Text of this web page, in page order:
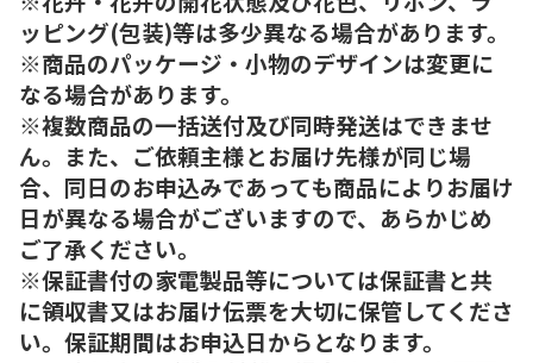
ッピング(包装)等は多少異なる場合があります。
※商品のパッケージ・小物のデザインは変更に
なる場合があります。
※複数商品の一括送付及び同時発送はできませ
ん。また、ご依頼主様とお届け先様が同じ場
合、同日のお申込みであっても商品によりお届け
日が異なる場合がございますので、あらかじめ
ご了承ください。
※保証書付の家電製品等については保証書と共
に領収書又はお届け伝票を大切に保管してくださ
い。保証期間はお申込日からとなります。